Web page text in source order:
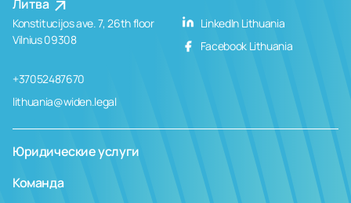
Литва
Konstitucijos ave. 7, 26th floor
Vilnius 09308
+37052487670
lithuania@widen.legal
LinkedIn Lithuania
Facebook Lithuania
Юридические услуги
Команда